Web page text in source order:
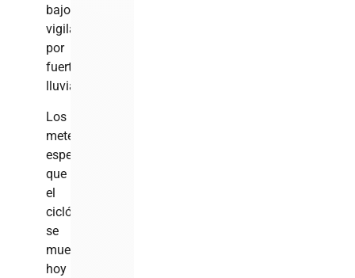
bajo
vigilancia
por
fuertes
lluvias.
Los
meteorólogos
esperan
que
el
ciclón
se
mueva
hoy